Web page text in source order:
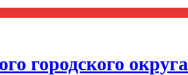
городского округа